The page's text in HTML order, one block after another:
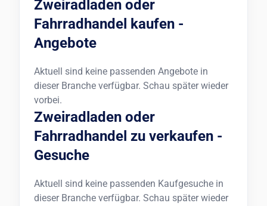
Zweiradladen oder
Fahrradhandel kaufen -
Angebote
Aktuell sind keine passenden Angebote in
dieser Branche verfügbar. Schau später wieder
vorbei.
Zweiradladen oder
Fahrradhandel zu verkaufen -
Gesuche
Aktuell sind keine passenden Kaufgesuche in
dieser Branche verfügbar. Schau später wieder